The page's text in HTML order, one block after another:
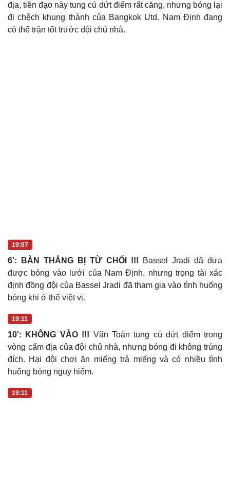
địa, tiền đạo này tung cú dứt điểm rất căng, nhưng bóng lại
đi chệch khung thành của Bangkok Utd. Nam Định đang
có thế trận tốt trước đội chủ nhà.
19:07
6': BÀN THẮNG BỊ TỪ CHỐI !!!
Bassel Jradi đã đưa
được bóng vào lưới của Nam Định, nhưng trọng tài xác
định đồng đội của Bassel Jradi đã tham gia vào tình huống
bóng khi ở thế việt vị.
19:11
10': KHÔNG VÀO !!! Văn Toàn tung cú dứt điểm trong
vòng cấm địa của đội chủ nhà, nhưng bóng đi không trúng
đích. Hai đội chơi ăn miếng trả miếng và có nhiều tình
huống bóng nguy hiểm.
19:11